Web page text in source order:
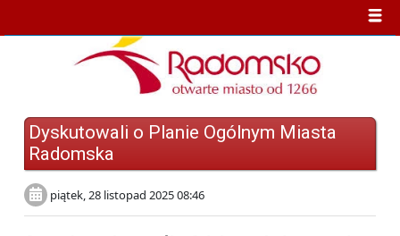
Dyskutowali o Planie Ogólnym Miasta
Radomska
piątek, 28 listopad 2025 08:46